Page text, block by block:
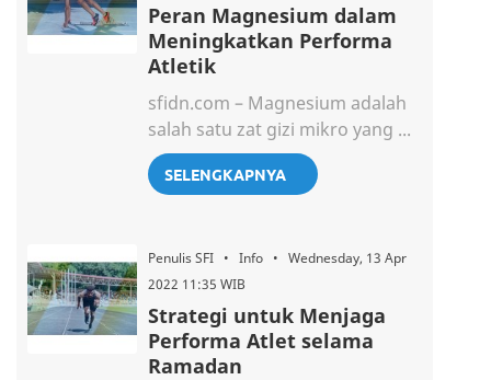
Peran Magnesium dalam
Meningkatkan Performa
Atletik
sfidn.com – Magnesium adalah
salah satu zat gizi mikro yang ...
SELENGKAPNYA
Penulis SFI • Info • Wednesday, 13 Apr
2022 11:35 WIB
Strategi untuk Menjaga
Performa Atlet selama
Ramadan